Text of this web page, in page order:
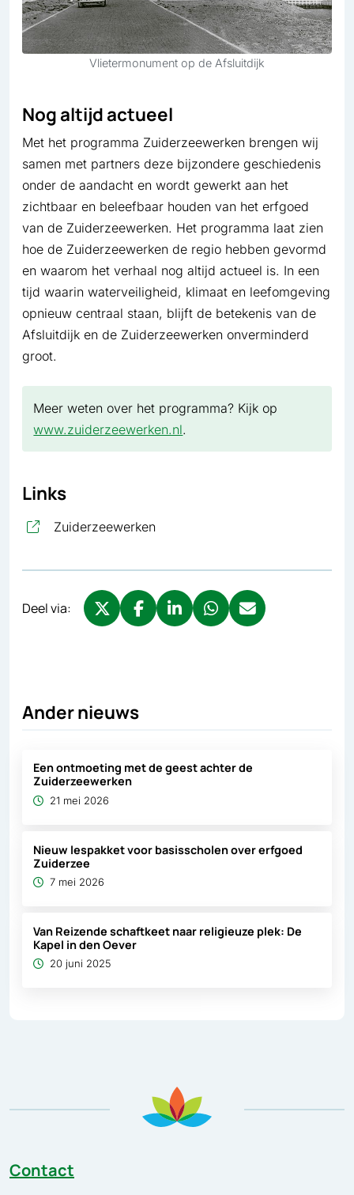
Vlietermonument op de Afsluitdijk
Nog altijd actueel
Met het programma Zuiderzeewerken brengen wij
samen met partners deze bijzondere geschiedenis
onder de aandacht en wordt gewerkt aan het
zichtbaar en beleefbaar houden van het erfgoed
van de Zuiderzeewerken. Het programma laat zien
hoe de Zuiderzeewerken de regio hebben gevormd
en waarom het verhaal nog altijd actueel is. In een
tijd waarin waterveiligheid, klimaat en leefomgeving
opnieuw centraal staan, blijft de betekenis van de
Afsluitdijk en de Zuiderzeewerken onverminderd
groot.
Meer weten over het programma? Kijk op
www.zuiderzeewerken.nl.
Links
Zuiderzeewerken
Deel via:
Ander nieuws
Een ontmoeting met de geest achter de
Zuiderzeewerken
21 mei 2026
Nieuw lespakket voor basisscholen over erfgoed
Zuiderzee
7 mei 2026
Van Reizende schaftkeet naar religieuze plek: De
Kapel in den Oever
20 juni 2025
Contact